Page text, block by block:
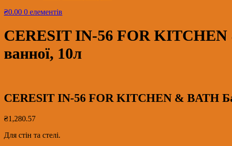
₴0.00 0 елементів
CERESIT IN-56 FOR KITCHEN
ванної, 10л
CERESIT IN-56 FOR KITCHEN & BATH
₴1,280.57
Для стін та стелі.